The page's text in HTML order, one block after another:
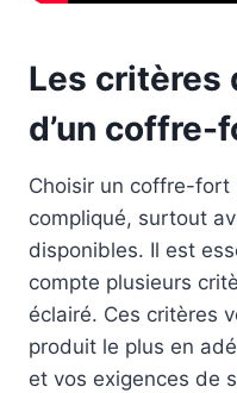
Les critères
d’un coffre-
Choisir un coffre-fort
compliqué, surtout
disponibles. Il est
compte plusieurs
éclairé. Ces critères
produit le plus en
et vos exigences de